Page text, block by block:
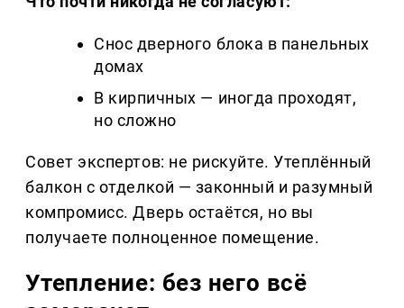
Снос дверного блока в панельных
домах
В кирпичных — иногда проходят,
но сложно
Совет экспертов: не рискуйте. Утеплённый
балкон с отделкой — законный и разумный
компромисс. Дверь остаётся, но вы
получаете полноценное помещение.
Утепление: без него всё